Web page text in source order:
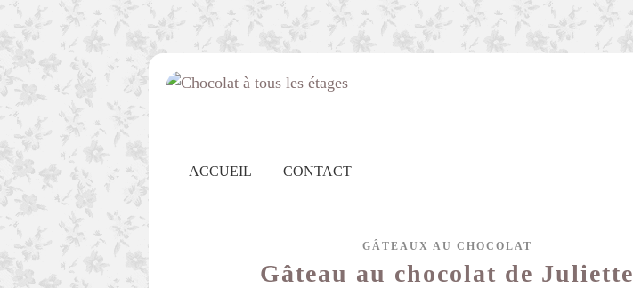
ACCUEIL CONTACT
GÂTEAUX AU CHOCOLAT
Gâteau au chocolat de Juliette